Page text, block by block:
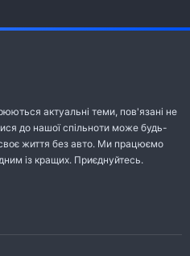
актуальні теми, пов'язані не
до нашої спільноти може будь-
життя без авто. Ми працюємо
із кращих. Приєднуйтесь.